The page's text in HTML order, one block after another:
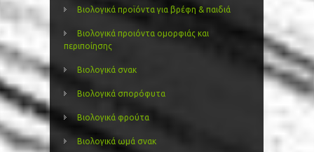
Βιολογικά προϊόντα για βρέφη & παιδιά
Βιολογικά προιόντα ομορφιάς και
περιποίησης
Βιολογικά σνακ
Βιολογικά σπορόφυτα
Βιολογικά φρούτα
Βιολογικά ωμά σνακ